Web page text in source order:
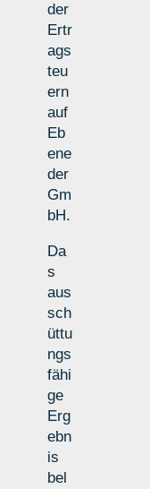
der
Ertr
ags
teu
ern
auf
Eb
ene
der
Gm
bH.
Da
s
aus
sch
üttu
ngs
fähi
ge
Erg
ebn
is
bel